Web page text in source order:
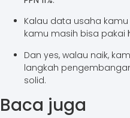
Kalau data usaha kamu
kamu masih bisa pakai
Dan yes, walau naik,
langkah
solid.
Baca juga